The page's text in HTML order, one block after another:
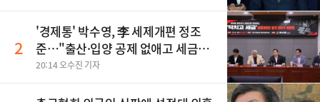
2
'경제통' 박수영, 李 세제개편 정조
준…"출산·입양 공제 없애고 세금폭
탄"
20:14 오수진 기자